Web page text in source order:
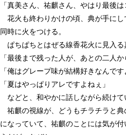
「真美さん、祐麒さん、やはり最後
花火も終わりかけの頃、典が手にし
同時に火をつける。
ぱちぱちとはぜる線香花火に見入る
「最後まで残った人が、あとの二人
「俺はグレープ味が結構好きなんです
「夏はやっぱりアレですよねぇ」
などと、和やかに話しながら続けて
祐麒の視線が、どうもチラチラと典
になっていて、祐麒のことには気が